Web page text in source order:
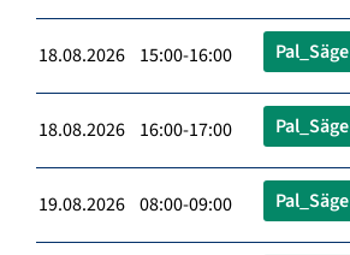
18.08.2026 15:00-16:00 Pal_Säge
18.08.2026 16:00-17:00 Pal_Säge
19.08.2026 08:00-09:00 Pal_Säge